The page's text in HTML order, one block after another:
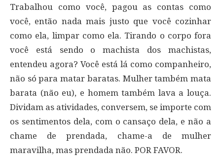
Trabalhou como você, pagou as contas como
você, então nada mais justo que você cozinhar
como ela, limpar como ela. Tirando o corpo fora
você está sendo o machista dos machistas,
entendeu agora? Você está lá como companheiro,
não só para matar baratas. Mulher também mata
barata (não eu), e homem também lava a louça.
Dividam as atividades, conversem, se importe com
os sentimentos dela, com o cansaço dela, e não a
chame de prendada, chame-a de mulher
maravilha, mas prendada não. POR FAVOR.